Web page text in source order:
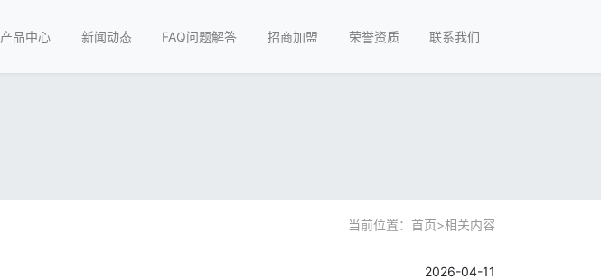
产品中心 新闻动态 FAQ问题解答 招商加盟 荣誉资质 联系我们
当前位置： 首页>相关内容
2026-04-11